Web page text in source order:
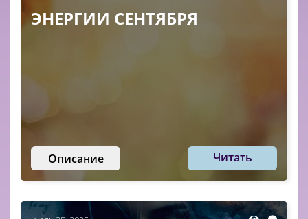
ЭНЕРГИИ СЕНТЯБРЯ
Описание Читать